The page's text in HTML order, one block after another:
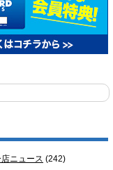
ニュース (242)